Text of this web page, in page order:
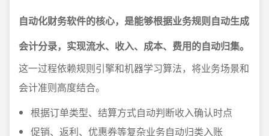
自动化财务软件的核心，是能够根据业务规则自动生成
会计分录，实现流水、收入、成本、费用的自动归集。
这一过程依赖规则引擎和机器学习算法，将业务场景和
会计准则高度结合。
根据订单类型、结算方式自动判断收入确认时点
促销、返利、优惠券等复杂业务自动归类入账